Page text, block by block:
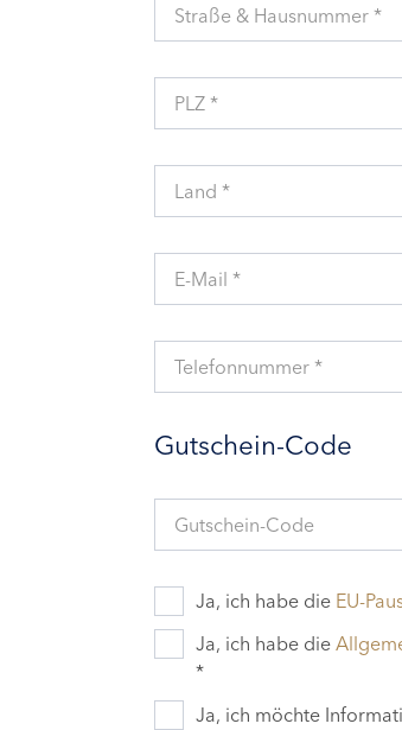
Straße & Hausnummer *
PLZ *
Land *
E-Mail *
Telefonnummer *
Gutschein-Code
Gutschein-Code
Ja, ich habe die EU-
Ja, ich habe die
*
Ja, ich möchte